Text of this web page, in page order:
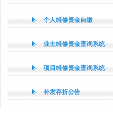
个人维修资金自缴
业主维修资金查询系统
项目维修资金查询系统
补发存折公告